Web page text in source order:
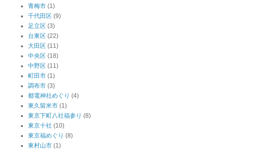
青梅市 (1)
千代田区 (9)
足立区 (3)
台東区 (22)
大田区 (11)
中央区 (18)
中野区 (11)
町田市 (1)
調布市 (3)
都電神社めぐり (4)
東久留米市 (1)
東京下町八社福参り (8)
東京十社 (10)
東京福めぐり (8)
東村山市 (1)